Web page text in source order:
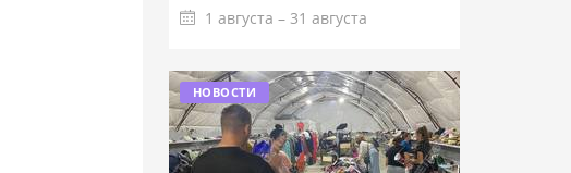
1 августа – 31 августа
Подробнее
НОВОСТИ